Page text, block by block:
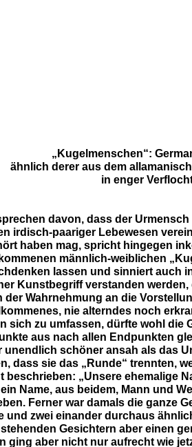
„Kugelmenschen“:
ähnlich derer aus dem
in enger
davon, dass der
irdisch-paariger Lebewesen
haben mag, spricht hingegen
männlich-weiblichen
lassen und sinniert auch
Kunstbegriff verstanden
Wahrnehmung an die
nie alterndes noch
sich zu umfassen, dürfte wohl
aus nach allen Endpunkten
unendlich schöner ansah als das
dass sie das „Runde“ trennten,
beschrieben: „Unsere
Name, aus beidem, Mann und
Ferner war damals die ganze
und zwei einander durchaus
Gesichtern aber einen
ging aber nicht nur aufrecht wie